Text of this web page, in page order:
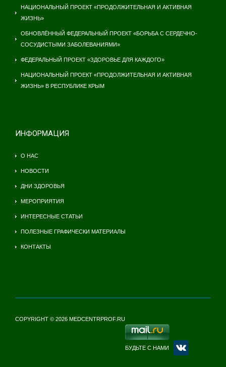
НАЦИОНАЛЬНЫЙ ПРОЕКТ «ПРОДОЛЖИТЕЛЬНАЯ И АКТИВНАЯ
ЖИЗНЬ»
ОБНОВЛЁННЫЙ ФЕДЕРАЛЬНЫЙ ПРОЕКТ «БОРЬБА С СЕРДЕЧНО-
СОСУДИСТЫМИ ЗАБОЛЕВАНИЯМИ»
ФЕДЕРАЛЬНЫЙ ПРОЕКТ «ЗДОРОВЬЕ ДЛЯ КАЖДОГО»
НАЦИОНАЛЬНЫЙ ПРОЕКТ «ПРОДОЛЖИТЕЛЬНАЯ И АКТИВНАЯ
ЖИЗНЬ» В РЕСПУБЛИКЕ КРЫМ
ИНФОРМАЦИЯ
О НАС
НОВОСТИ
ДНИ ЗДОРОВЬЯ
МЕРОПРИЯТИЯ
ИНТЕРЕСНЫЕ СТАТЬИ
ПОЛЕЗНЫЕ ГРАФИЧЕСКИ МАТЕРИАЛЫ
КОНТАКТЫ
COPYRIGHT © 2026 MEDCENTRPROF.RU
БУДЬТЕ С НАМИ